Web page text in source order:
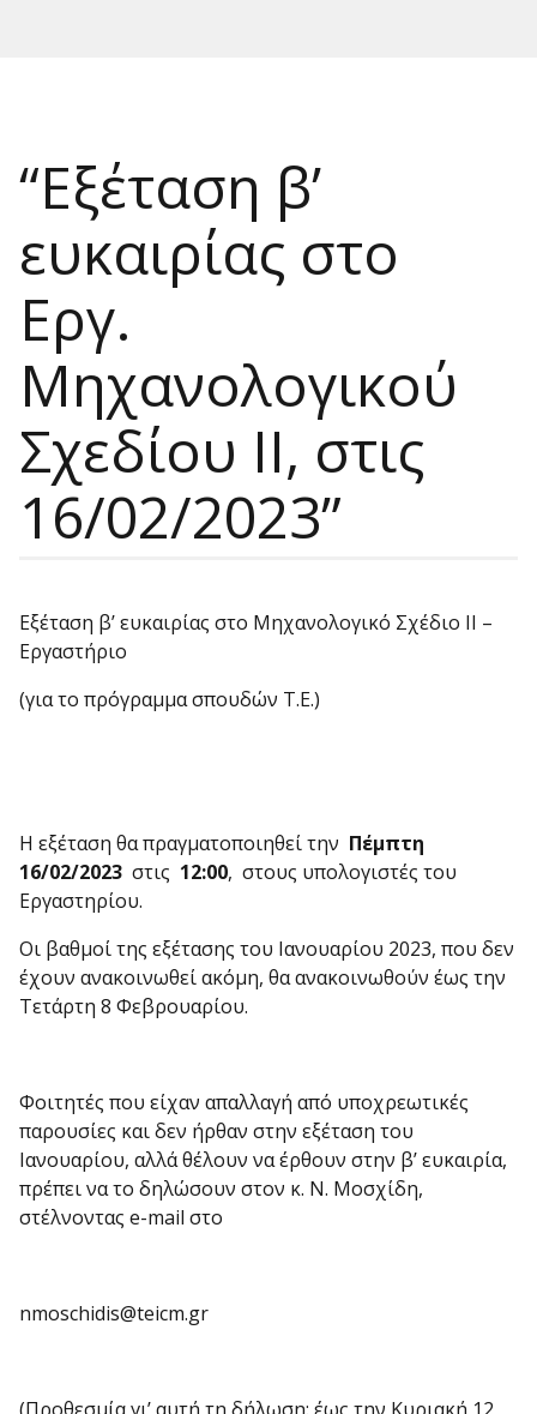
“Εξέταση β’
ευκαιρίας στο
Εργ.
Μηχανολογικού
Σχεδίου ΙΙ, στις
16/02/2023”
Εξέταση β’ ευκαιρίας στο Μηχανολογικό Σχέδιο ΙΙ –
Εργαστήριο
(για το πρόγραμμα σπουδών Τ.Ε.)
Η εξέταση θα πραγματοποιηθεί την Πέμπτη
16/02/2023 στις 12:00, στους υπο­λογιστές του
Εργαστηρίου.
Οι βαθμοί της εξέτασης του Ιανουαρίου 2023, που δεν
έχουν ανακοινωθεί ακόμη, θα ανακοινωθούν έως την
Τετάρτη 8 Φεβρουαρίου.
Φοιτητές που είχαν απαλλαγή από υποχρεωτικές
παρουσίες και δεν ήρθαν στην εξέταση του
Ιανουαρίου, αλλά θέλουν να έρθουν στην β’ ευκαιρία,
πρέπει να το δη­λώσουν στον κ. Ν. Μοσχίδη,
στέλνοντας e-mail στο
nmoschidis@teicm.gr